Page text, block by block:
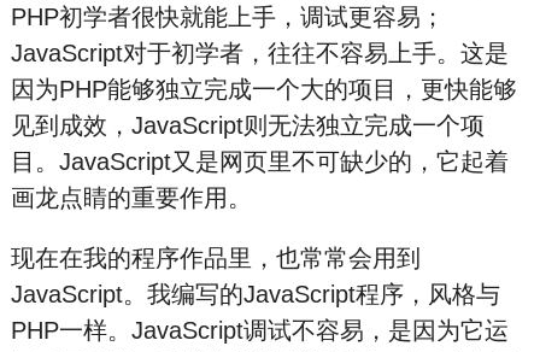
PHP初学者很快就能上手，调试更容易；
JavaScript对于初学者，往往不容易上手。这是
因为PHP能够独立完成一个大的项目，更快能够
见到成效，JavaScript则无法独立完成一个项
目。JavaScript又是网页里不可缺少的，它起着
画龙点睛的重要作用。
现在在我的程序作品里，也常常会用到
JavaScript。我编写的JavaScript程序，风格与
PHP一样。JavaScript调试不容易，是因为它运